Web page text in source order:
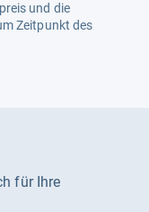
und die
Zeitpunkt des